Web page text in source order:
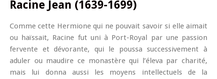
Racine Jean (1639-1699)
Comme cette Hermione qui ne pouvait savoir si elle aimait
ou haïssait, Racine fut uni à Port-Royal par une passion
fervente et dévorante, qui le poussa successivement à
aduler ou maudire ce monastère qui l’éleva par charité,
mais lui donna aussi les moyens intellectuels de la